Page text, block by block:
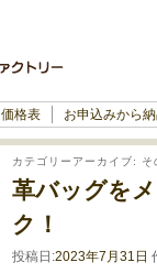
価格表 お申込みから
カテゴリーアーカイブ: そ
革バッグを
ク！
投稿日:2023年7月31日